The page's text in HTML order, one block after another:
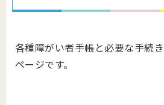
各種障がい者手帳と必要な手続
ページです。